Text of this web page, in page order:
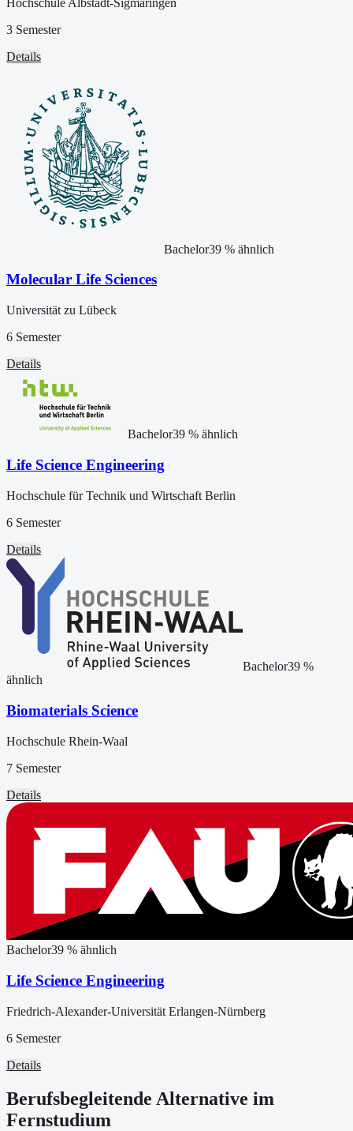
3 Semester
Details
Bachelor39 % ähnlich
Molecular Life Sciences
Universität zu Lübeck
6 Semester
Details
Bachelor39 % ähnlich
Life Science Engineering
Hochschule für Technik und Wirtschaft Berlin
6 Semester
Details
Bachelor39%
ähnlich
Biomaterials Science
Hochschule Rhein-Waal
7 Semester
Details
Bachelor39 % ähnlich
Life Science Engineering
Friedrich-Alexander-Universität Erlangen-Nürnberg
6 Semester
Details
Berufsbegleitende Alternative im
Fernstudium